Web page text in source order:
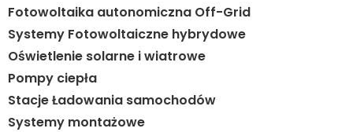
Fotowoltaika autonomiczna Off-Grid
Systemy Fotowoltaiczne hybrydowe
Oświetlenie solarne i wiatrowe
Pompy ciepła
Stacje Ładowania samochodów
Systemy montażowe